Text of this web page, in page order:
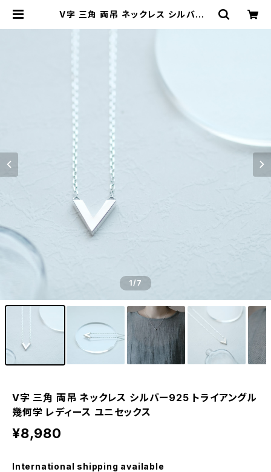
V字 三角 両吊 ネックレス シルバー9
1/7
V字 三角 両吊 ネックレス シルバー925 トライアングル
幾何学 レディース ユニセックス
¥8,980
International shipping available